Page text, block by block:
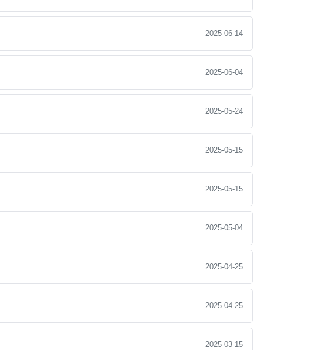
2025-06-14
2025-06-04
2025-05-24
2025-05-15
2025-05-15
2025-05-04
2025-04-25
2025-04-25
2025-03-15